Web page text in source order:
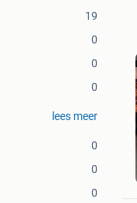
19
0
0
0
lees meer
0
0
0